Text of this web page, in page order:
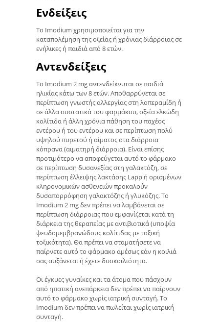
Ενδείξεις
Το Imodium χρησιμοποιείται για την
καταπολέμηση της οξείας ή χρόνιας διάρροιας σε
ενήλικες ή παιδιά από 8 ετών.
Αντενδείξεις
Το Imodium 2 mg αντενδείκνυται σε παιδιά
ηλικίας κάτω των 8 ετών. Αποθαρρύνεται σε
περίπτωση γνωστής αλλεργίας στη λοπεραμίδη ή
σε άλλα συστατικά του φαρμάκου, οξεία ελκώδη
κολίτιδα ή άλλη χρόνια πάθηση του παχέος
εντέρου ή του εντέρου και σε περίπτωση πολύ
υψηλού πυρετού ή αίματος στα διάρροια
κόπρανα (αιματηρή διάρροια). Είναι επίσης
προτιμότερο να αποφεύγεται αυτό το φάρμακο
σε περίπτωση δυσανεξίας στη γαλακτόζη, σε
περίπτωση έλλειψης λακτάσης Lapp ή ορισμένων
κληρονομικών ασθενειών προκαλούν
δυσαπορρόφηση γαλακτόζης ή γλυκόζης. Το
Imodium 2 mg δεν πρέπει να λαμβάνεται σε
περίπτωση διάρροιας που εμφανίζεται κατά τη
διάρκεια της θεραπείας με αντιβιοτικά (υποψία
ψευδομεμβρανώδους κολίτιδας με τοξική
τοξικότητα). Θα πρέπει να σταματήσετε να
παίρνετε αυτό το φάρμακο αμέσως εάν η κοιλιά
σας αυξάνεται ή έχετε δυσκοιλιότητα.
Οι έγκυες γυναίκες και τα άτομα που πάσχουν
από ηπατική ανεπάρκεια δεν πρέπει να παίρνουν
αυτό το φάρμακο χωρίς ιατρική συνταγή. Το
Imodium δεν πρέπει να πωλείται χωρίς ιατρική
συνταγή.